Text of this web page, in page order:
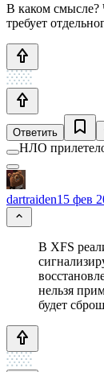
В каком смысле?
требует
Ответить
НЛО
dartraiden15 фев
В XFS
нельзя
будет